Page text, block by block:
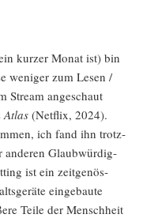
kur­zer Monat ist) bin
weni­ger zum Lesen /
Stream ange­schaut
Atlas(Net­flix, 2024).
ich fand ihn trotz­
ande­ren Glaub­wür­dig­
ist ein zeit­ge­nös­
ein­ge­bau­te
Tei­le der Mensch­heit